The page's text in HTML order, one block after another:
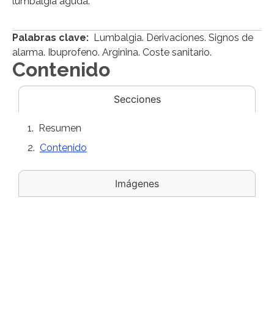
Palabras clave: Lumbalgia. Derivaciones. Signos de
alarma. Ibuprofeno. Arginina. Coste sanitario.
Contenido
Secciones
Imágenes
Resumen
Contenido